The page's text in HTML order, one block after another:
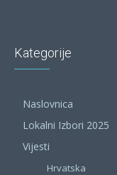
Kategorije
Naslovnica
Lokalni Izbori 2025
Vijesti
Hrvatska